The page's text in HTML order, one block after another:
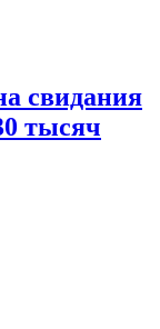
свидания
тысяч